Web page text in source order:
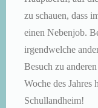
zu schauen, dass
einen Nebenjob.
irgendwelche
Besuch zu
Woche des Jahres
Schullandheim!